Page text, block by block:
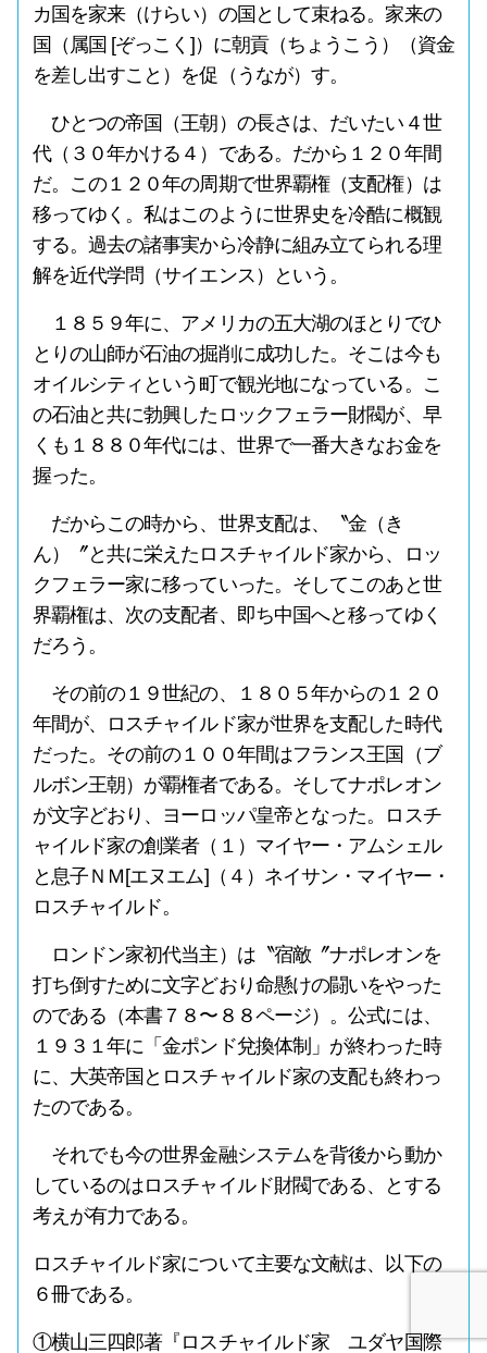
カ国を家来（けらい）の国として束ねる。家来の
国（属国 [ぞっこく]）に朝貢（ちょうこう）（資金
を差し出すこと）を促（うなが）す。
ひとつの帝国（王朝）の長さは、だいたい４世
代（３０年かける４）である。だから１２０年間
だ。この１２０年の周期で世界覇権（支配権）は
移ってゆく。私はこのように世界史を冷酷に概観
する。過去の諸事実から冷静に組み立てられる理
解を近代学問（サイエンス）という。
１８５９年に、アメリカの五大湖のほとりでひ
とりの山師が石油の掘削に成功した。そこは今も
オイルシティという町で観光地になっている。こ
の石油と共に勃興したロックフェラー財閥が、早
くも１８８０年代には、世界で一番大きなお金を
握った。
だからこの時から、世界支配は、〝金（き
ん）〞と共に栄えたロスチャイルド家から、ロッ
クフェラー家に移っていった。そしてこのあと世
界覇権は、次の支配者、即ち中国へと移ってゆく
だろう。
その前の１９世紀の、１８０５年からの１２０
年間が、ロスチャイルド家が世界を支配した時代
だった。その前の１００年間はフランス王国（ブ
ルボン王朝）が覇権者である。そしてナポレオン
が文字どおり、ヨーロッパ皇帝となった。ロスチ
ャイルド家の創業者（１）マイヤー・アムシェル
と息子ＮＭ[エヌエム]（４）ネイサン・マイヤー・
ロスチャイルド。
ロンドン家初代当主）は〝宿敵〞ナポレオンを
打ち倒すために文字どおり命懸けの闘いをやった
のである（本書７８〜８８ページ）。公式には、
１９３１年に「金ポンド兌換体制」が終わった時
に、大英帝国とロスチャイルド家の支配も終わっ
たのである。
それでも今の世界金融システムを背後から動か
しているのはロスチャイルド財閥である、とする
考えが有力である。
ロスチャイルド家について主要な文献は、以下の
６冊である。
①横山三四郎著『ロスチャイルド家 ユダヤ国際